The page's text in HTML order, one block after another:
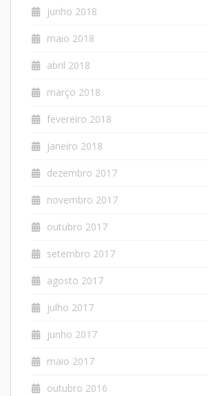
junho 2018
maio 2018
abril 2018
março 2018
fevereiro 2018
janeiro 2018
dezembro 2017
novembro 2017
outubro 2017
setembro 2017
agosto 2017
julho 2017
junho 2017
maio 2017
outubro 2016